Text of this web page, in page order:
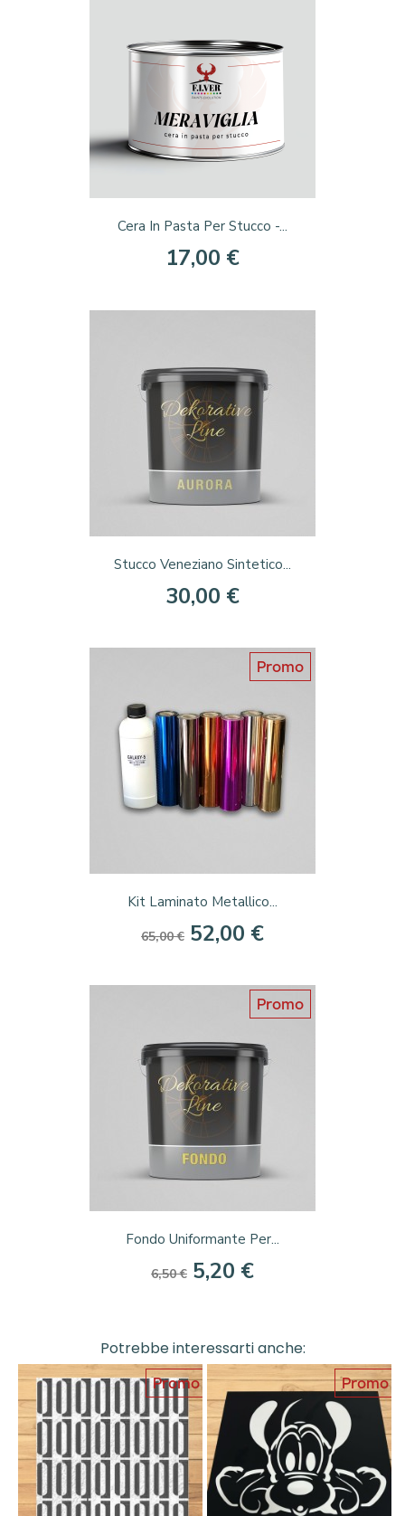
Cera In Pasta Per Stucco -...
17,00 €
Stucco Veneziano Sintetico...
30,00 €
Kit Laminato Metallico...
65,00 € 52,00 €
Promo
Fondo Uniformante Per...
6,50 € 5,20 €
Promo
Potrebbe interessarti anche:
Promo Promo